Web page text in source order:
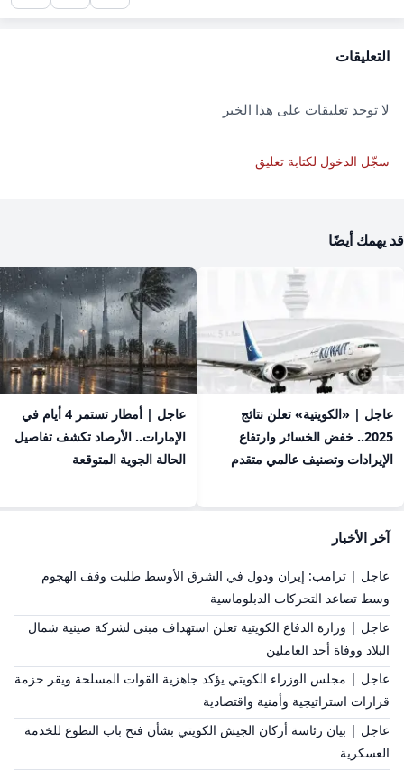
التعليقات
لا توجد تعليقات على هذا الخبر
سجّل الدخول لكتابة تعليق
قد يهمك أيضًا
عاجل | «الكويتية» تعلن نتائج
2025.. خفض الخسائر وارتفاع
الإيرادات وتصنيف عالمي متقدم
عاجل | أمطار تستمر 4 أيام في
الإمارات.. الأرصاد تكشف تفاصيل
الحالة الجوية المتوقعة
آخر الأخبار
عاجل | ترامب: إيران ودول في الشرق الأوسط طلبت وقف الهجوم
وسط تصاعد التحركات الدبلوماسية
عاجل | وزارة الدفاع الكويتية تعلن استهداف مبنى لشركة صينية شمال
البلاد ووفاة أحد العاملين
عاجل | مجلس الوزراء الكويتي يؤكد جاهزية القوات المسلحة ويقر حزمة
قرارات استراتيجية وأمنية واقتصادية
عاجل | بيان رئاسة أركان الجيش الكويتي بشأن فتح باب التطوع للخدمة
العسكرية